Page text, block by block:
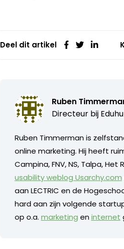
Deel dit artikel
Ruben
Directeur bij
Ruben Timmerman is
online marketing. Hij heeft
Campina, FNV, NS, Talpa,
usability weblog Usarchy.com
aan LECTRIC en de
hard aan zijn volgende
op o.a. marketing eninternet